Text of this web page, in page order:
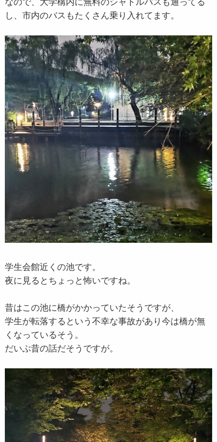
し、市内のバスもたくさん乗り入れてます。
学生会館近くの池です。
夜に見るとちょっと怖いですね。
昔はこの池に橋がかかっていたそうですが、
学生が転落するという不幸な事故があり今は橋が無
くなっているそう。
だいぶ昔の話だそうですが。